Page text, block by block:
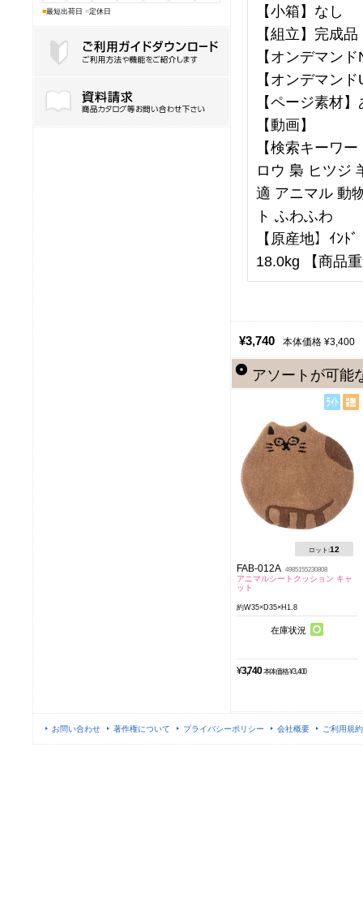
■最短出荷日 ■定休日
【小箱】なし
【組立】完成品
【オンデマン
【オンデマン
【ページ素材
【動画】
【検索キーワ
ロウ 梟 ヒツジ
適 アニマル 動
ト ふわふわ
【原産地】ｲﾝ
18.0kg 【商品
¥3,740 本体価格 ¥3,400
アソートが可能
ロット:12
FAB-012A 4985155230808
アニマルシートクッション キャ
ット
約W35×D35×H1.8
在庫状況
¥3,740 本体価格 ¥3,400
お問い合わせ 著作権について プライバシーポリシー 会社概要 ご利用規約